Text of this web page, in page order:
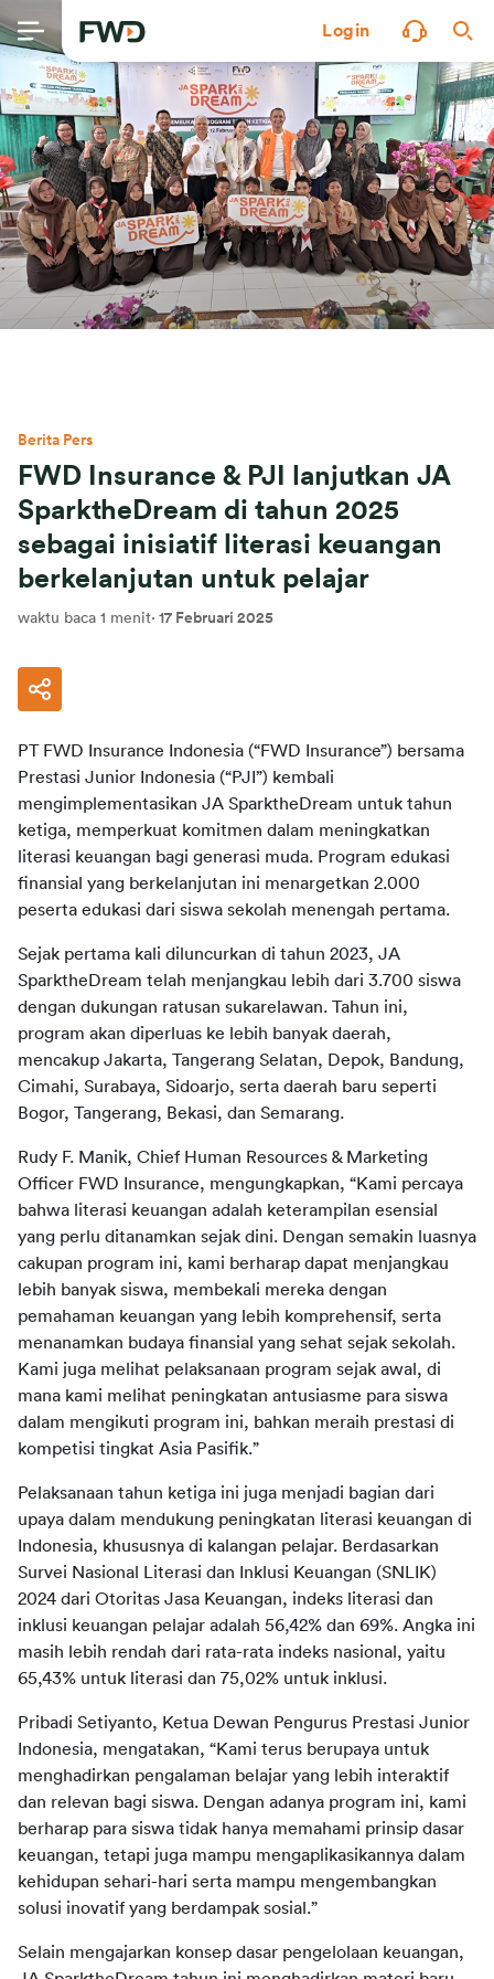
Login
Berita Pers
FWD Insurance & PJI lanjutkan JA
SparktheDream di tahun 2025
sebagai inisiatif literasi keuangan
berkelanjutan untuk pelajar
waktu baca 1 menit· 17 Februari 2025
PT FWD Insurance Indonesia (“FWD Insurance”) bersama
Prestasi Junior Indonesia (“PJI”) kembali
mengimplementasikan JA SparktheDream untuk tahun
ketiga, memperkuat komitmen dalam meningkatkan
literasi keuangan bagi generasi muda. Program edukasi
finansial yang berkelanjutan ini menargetkan 2.000
peserta edukasi dari siswa sekolah menengah pertama.
Sejak pertama kali diluncurkan di tahun 2023, JA
SparktheDream telah menjangkau lebih dari 3.700 siswa
dengan dukungan ratusan sukarelawan. Tahun ini,
program akan diperluas ke lebih banyak daerah,
mencakup Jakarta, Tangerang Selatan, Depok, Bandung,
Cimahi, Surabaya, Sidoarjo, serta daerah baru seperti
Bogor, Tangerang, Bekasi, dan Semarang.
Rudy F. Manik, Chief Human Resources & Marketing
Officer FWD Insurance, mengungkapkan, “Kami percaya
bahwa literasi keuangan adalah keterampilan esensial
yang perlu ditanamkan sejak dini. Dengan semakin luasnya
cakupan program ini, kami berharap dapat menjangkau
lebih banyak siswa, membekali mereka dengan
pemahaman keuangan yang lebih komprehensif, serta
menanamkan budaya finansial yang sehat sejak sekolah.
Kami juga melihat pelaksanaan program sejak awal, di
mana kami melihat peningkatan antusiasme para siswa
dalam mengikuti program ini, bahkan meraih prestasi di
kompetisi tingkat Asia Pasifik.”
Pelaksanaan tahun ketiga ini juga menjadi bagian dari
upaya dalam mendukung peningkatan literasi keuangan di
Indonesia, khususnya di kalangan pelajar. Berdasarkan
Survei Nasional Literasi dan Inklusi Keuangan (SNLIK)
2024 dari Otoritas Jasa Keuangan, indeks literasi dan
inklusi keuangan pelajar adalah 56,42% dan 69%. Angka ini
masih lebih rendah dari rata-rata indeks nasional, yaitu
65,43% untuk literasi dan 75,02% untuk inklusi.
Pribadi Setiyanto, Ketua Dewan Pengurus Prestasi Junior
Indonesia, mengatakan, “Kami terus berupaya untuk
menghadirkan pengalaman belajar yang lebih interaktif
dan relevan bagi siswa. Dengan adanya program ini, kami
berharap para siswa tidak hanya memahami prinsip dasar
keuangan, tetapi juga mampu mengaplikasikannya dalam
kehidupan sehari-hari serta mampu mengembangkan
solusi inovatif yang berdampak sosial.”
Selain mengajarkan konsep dasar pengelolaan keuangan,